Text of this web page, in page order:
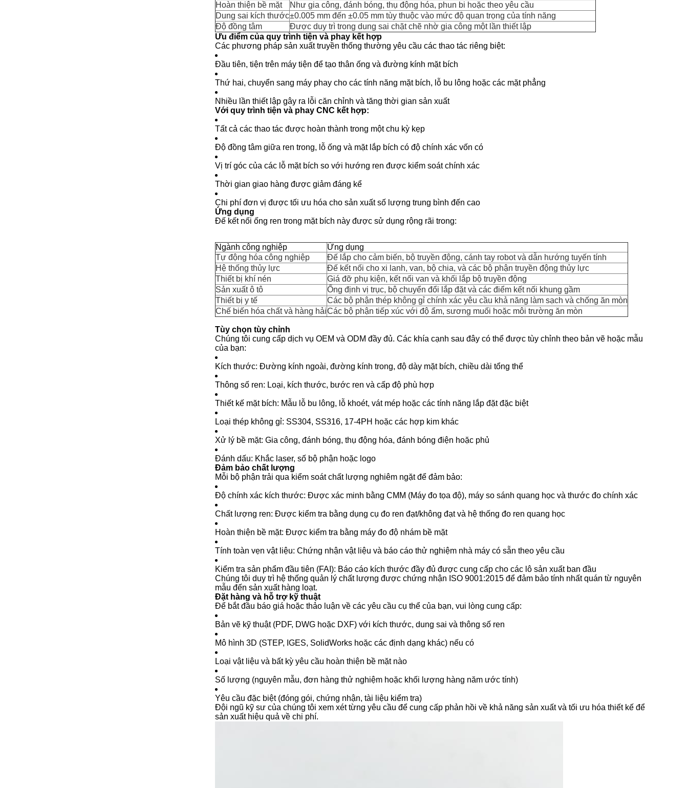
Hoàn thiện bề mặt
Như gia công, đánh bóng, thụ động hóa, phun bi hoặc theo yêu cầu
Dung sai kích thước±0.005 mm đến ±0.05 mm tùy thuộc vào mức độ quan trọng của tính năng
Độ đồng tâm
Được duy trì trong dung sai chặt chẽ nhờ gia công một lần thiết lập
Ưu điểm của quy trình tiện và phay kết hợp
Các phương pháp sản xuất truyền thống thường yêu cầu các thao tác riêng biệt:
Đầu tiên, tiện trên máy tiện để tạo thân ống và đường kính mặt bích
Thứ hai, chuyển sang máy phay cho các tính năng mặt bích, lỗ bu lông hoặc các mặt phẳng
Nhiều lần thiết lập gây ra lỗi căn chỉnh và tăng thời gian sản xuất
Với quy trình tiện và phay CNC kết hợp:
Tất cả các thao tác được hoàn thành trong một chu kỳ kẹp
Độ đồng tâm giữa ren trong, lỗ ống và mặt lắp bích có độ chính xác vốn có
Vị trí góc của các lỗ mặt bích so với hướng ren được kiểm soát chính xác
Thời gian giao hàng được giảm đáng kể
Chi phí đơn vị được tối ưu hóa cho sản xuất số lượng trung bình đến cao
Ứng dụng
Đế kết nối ống ren trong mặt bích này được sử dụng rộng rãi trong:
Ngành công nghiệp
Ứng dụng
Tự động hóa công nghiệp
Đế lắp cho cảm biến, bộ truyền động, cánh tay robot và dẫn hướng tuyến tính
Hệ thống thủy lực
Đế kết nối cho xi lanh, van, bộ chia, và các bộ phận truyền động thủy lực
Thiết bị khí nén
Giá đỡ phụ kiện, kết nối van và khối lắp bộ truyền động
Sản xuất ô tô
Ống định vị trục, bộ chuyển đổi lắp đặt và các điểm kết nối khung gầm
Thiết bị y tế
Các bộ phận thép không gỉ chính xác yêu cầu khả năng làm sạch và chống ăn mòn
Chế biến hóa chất và hàng hảiCác bộ phận tiếp xúc với độ ẩm, sương muối hoặc môi trường ăn mòn
Tùy chọn tùy chỉnh
Chúng tôi cung cấp dịch vụ OEM và ODM đầy đủ. Các khía cạnh sau đây có thể được tùy chỉnh theo bản vẽ hoặc mẫu
của bạn:
Kích thước: Đường kính ngoài, đường kính trong, độ dày mặt bích, chiều dài tổng thể
Thông số ren: Loại, kích thước, bước ren và cấp độ phù hợp
Thiết kế mặt bích: Mẫu lỗ bu lông, lỗ khoét, vát mép hoặc các tính năng lắp đặt đặc biệt
Loại thép không gỉ: SS304, SS316, 17-4PH hoặc các hợp kim khác
Xử lý bề mặt: Gia công, đánh bóng, thụ động hóa, đánh bóng điện hoặc phủ
Đánh dấu: Khắc laser, số bộ phận hoặc logo
Đảm bảo chất lượng
Mỗi bộ phận trải qua kiểm soát chất lượng nghiêm ngặt để đảm bảo:
Độ chính xác kích thước: Được xác minh bằng CMM (Máy đo tọa độ), máy so sánh quang học và thước đo chính xác
Chất lượng ren: Được kiểm tra bằng dụng cụ đo ren đạt/không đạt và hệ thống đo ren quang học
Hoàn thiện bề mặt: Được kiểm tra bằng máy đo độ nhám bề mặt
Tính toàn vẹn vật liệu: Chứng nhận vật liệu và báo cáo thử nghiệm nhà máy có sẵn theo yêu cầu
Kiểm tra sản phẩm đầu tiên (FAI): Báo cáo kích thước đầy đủ được cung cấp cho các lô sản xuất ban đầu
Chúng tôi duy trì hệ thống quản lý chất lượng được chứng nhận ISO 9001:2015 để đảm bảo tính nhất quán từ nguyên
mẫu đến sản xuất hàng loạt.
Đặt hàng và hỗ trợ kỹ thuật
Để bắt đầu báo giá hoặc thảo luận về các yêu cầu cụ thể của bạn, vui lòng cung cấp:
Bản vẽ kỹ thuật (PDF, DWG hoặc DXF) với kích thước, dung sai và thông số ren
Mô hình 3D (STEP, IGES, SolidWorks hoặc các định dạng khác) nếu có
Loại vật liệu và bất kỳ yêu cầu hoàn thiện bề mặt nào
Số lượng (nguyên mẫu, đơn hàng thử nghiệm hoặc khối lượng hàng năm ước tính)
Yêu cầu đặc biệt (đóng gói, chứng nhận, tài liệu kiểm tra)
Đội ngũ kỹ sư của chúng tôi xem xét từng yêu cầu để cung cấp phản hồi về khả năng sản xuất và tối ưu hóa thiết kế để
sản xuất hiệu quả về chi phí.